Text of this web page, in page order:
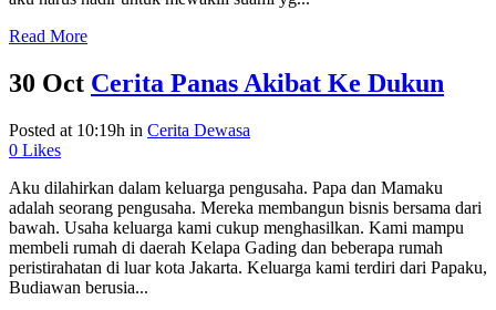
Read More
30 Oct Cerita Panas Akibat Ke Dukun
Posted at 10:19h in Cerita Dewasa
0 Likes
Aku dilahirkan dalam keluarga pengusaha. Papa dan Mamaku
adalah seorang pengusaha. Mereka membangun bisnis bersama dari
bawah. Usaha keluarga kami cukup menghasilkan. Kami mampu
membeli rumah di daerah Kelapa Gading dan beberapa rumah
peristirahatan di luar kota Jakarta. Keluarga kami terdiri dari Papaku,
Budiawan berusia...